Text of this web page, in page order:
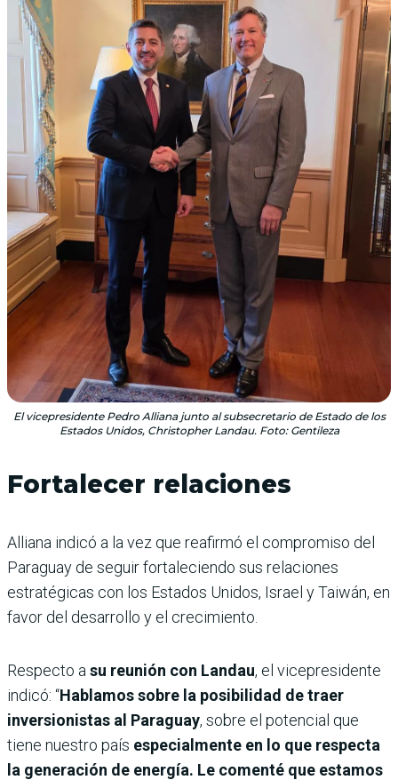
El vicepresidente Pedro Alliana junto al subsecretario de Estado de los
Estados Unidos, Christopher Landau. Foto: Gentileza
Fortalecer relaciones
Alliana indicó a la vez que reafirmó el compromiso del
Paraguay de seguir fortaleciendo sus relaciones
estratégicas con los Estados Unidos, Israel y Taiwán, en
favor del desarrollo y el crecimiento.
Respecto a su reunión con Landau, el vicepresidente
indicó: “Hablamos sobre la posibilidad de traer
inversionistas al Paraguay, sobre el potencial que
tiene nuestro país especialmente en lo que respecta
la generación de energía. Le comenté que estamos